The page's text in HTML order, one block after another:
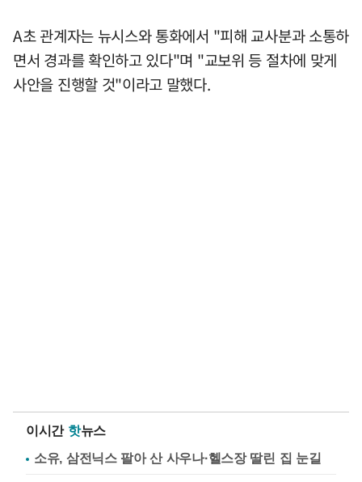
A초 관계자는 뉴시스와 통화에서 "피해 교사분과 소통하
면서 경과를 확인하고 있다"며 "교보위 등 절차에 맞게
사안을 진행할 것"이라고 말했다.
이시간 핫뉴스
소유, 삼전닉스 팔아 산 사우나·헬스장 딸린 집 눈길